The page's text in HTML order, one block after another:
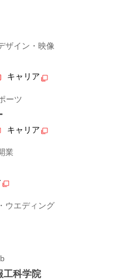
ザイン・映像
キャリア
ーツ
キャリア
業
ウエディング
工科学院